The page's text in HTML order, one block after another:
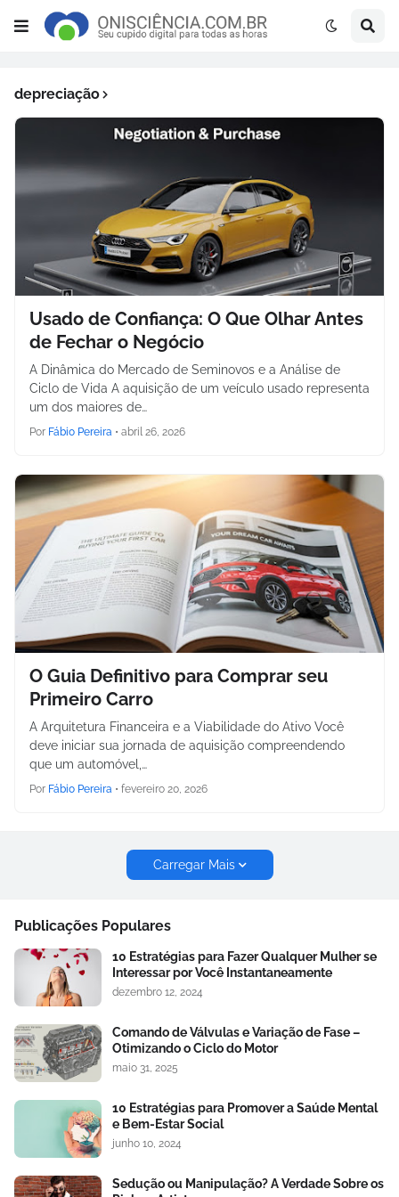
depreciação
Usado de Confiança: O Que Olhar Antes
de Fechar o Negócio
A Dinâmica do Mercado de Seminovos e a Análise de
Ciclo de Vida A aquisição de um veículo usado representa
um dos maiores de…
Por Fábio Pereira • abril 26, 2026
O Guia Definitivo para Comprar seu
Primeiro Carro
A Arquitetura Financeira e a Viabilidade do Ativo Você
deve iniciar sua jornada de aquisição compreendendo
que um automóvel,…
Por Fábio Pereira • fevereiro 20, 2026
Carregar Mais
Publicações Populares
10 Estratégias para Fazer Qualquer Mulher se
Interessar por Você Instantaneamente
dezembro 12, 2024
Comando de Válvulas e Variação de Fase –
Otimizando o Ciclo do Motor
maio 31, 2025
10 Estratégias para Promover a Saúde Mental
e Bem-Estar Social
junho 10, 2024
Sedução ou Manipulação? A Verdade Sobre os